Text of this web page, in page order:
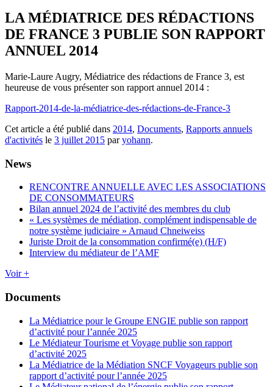
LA MÉDIATRICE DES RÉDACTIONS
DE FRANCE 3 PUBLIE SON RAPPORT
ANNUEL 2014
Marie-Laure Augry, Médiatrice des rédactions de France 3, est
heureuse de vous présenter son rapport annuel 2014 :
Rapport-2014-de-la-médiatrice-des-rédactions-de-France-3
Cet article a été publié dans 2014, Documents, Rapports annuels
d'activités le 3 juillet 2015 paryohann.
News
RENCONTRE ANNUELLE AVEC LES ASSOCIATIONS
DE CONSOMMATEURS
Bilan annuel 2024 de l’activité des membres du club
« Les systèmes de médiation, complément indispensable de
notre système judiciaire » Arnaud Chneiweiss
Juriste Droit de la consommation confirmé(e) (H/F)
Interview du médiateur de l’AMF
Voir +
Documents
La Médiatrice pour le Groupe ENGIE publie son rapport
d’activité pour l’année 2025
Le Médiateur Tourisme et Voyage publie son rapport
d’activité 2025
La Médiatrice de la Médiation SNCF Voyageurs publie son
rapport d’activité pour l’année 2025